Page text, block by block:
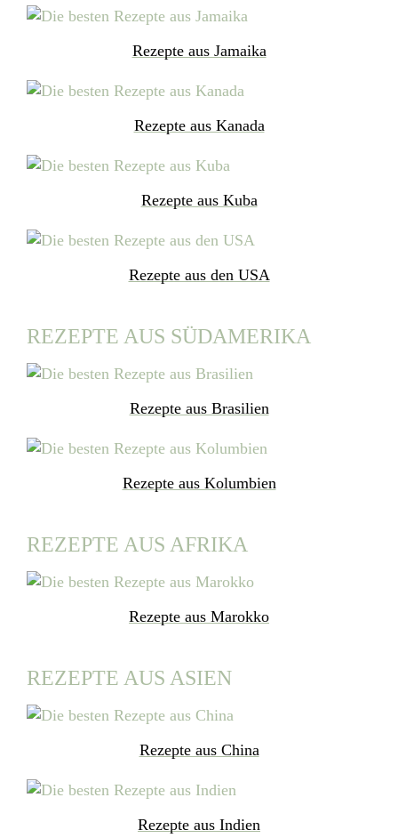
Rezepte aus Jamaika
Rezepte aus Kanada
Rezepte aus Kuba
Rezepte aus den USA
REZEPTE AUS SÜDAMERIKA
Rezepte aus Brasilien
Rezepte aus Kolumbien
REZEPTE AUS AFRIKA
Rezepte aus Marokko
REZEPTE AUS ASIEN
Rezepte aus China
Rezepte aus Indien